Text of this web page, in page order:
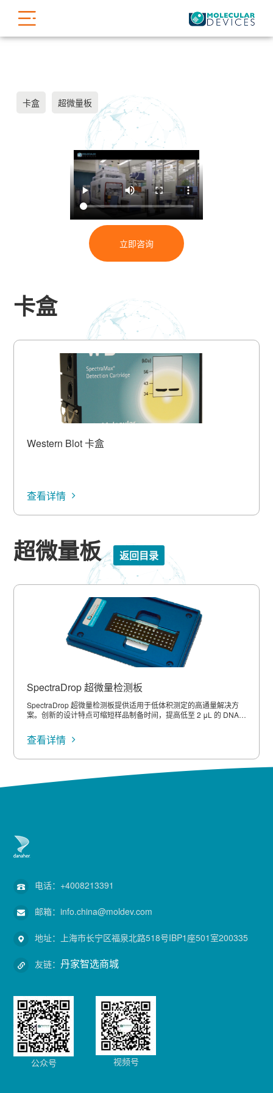
卡盒 超微量板
立即咨询
卡盒
Western Blot 卡盒
查看详情
超微量板 返回目录
SpectraDrop 超微量检测板
SpectraDrop 超微量检测板提供适用于低体积测定的高通量解决方
案。创新的设计特点可缩短样品制备时间，提高低至 2 μL 的 DNA、
检测功能。微孔板形式确保统一且可重复的分析，并可与 Molecular
Devices StakMax 微孔板堆板机无缝集成，大大增强检测的能力与
查看详情
电话： +4008213391
邮箱：info.china@moldev.com
地址： 上海市长宁区福泉北路518号IBP1座501室200335
友链：丹家智选商城
公众号 视频号